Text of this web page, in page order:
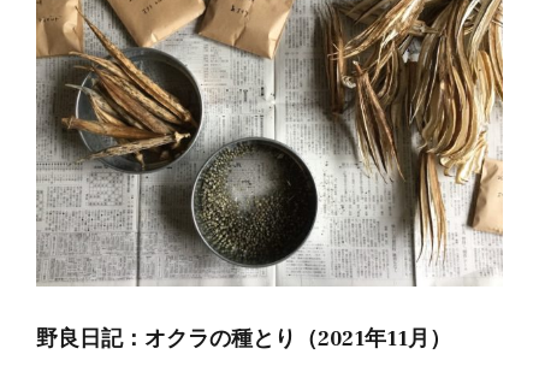
野良日記：オクラの種とり（2021年11月）